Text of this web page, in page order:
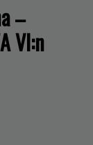
–
VI:n